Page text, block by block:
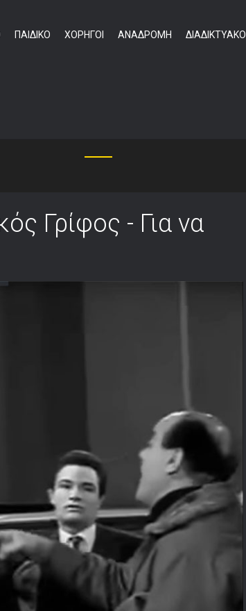
ΠΑΙΔΙΚΟ ΧΟΡΗΓΟΙ ΑΝΑΔΡΟΜΗ ΔΙΑΔΙΚΤΥΑΚΟ
Γρίφος - Για να